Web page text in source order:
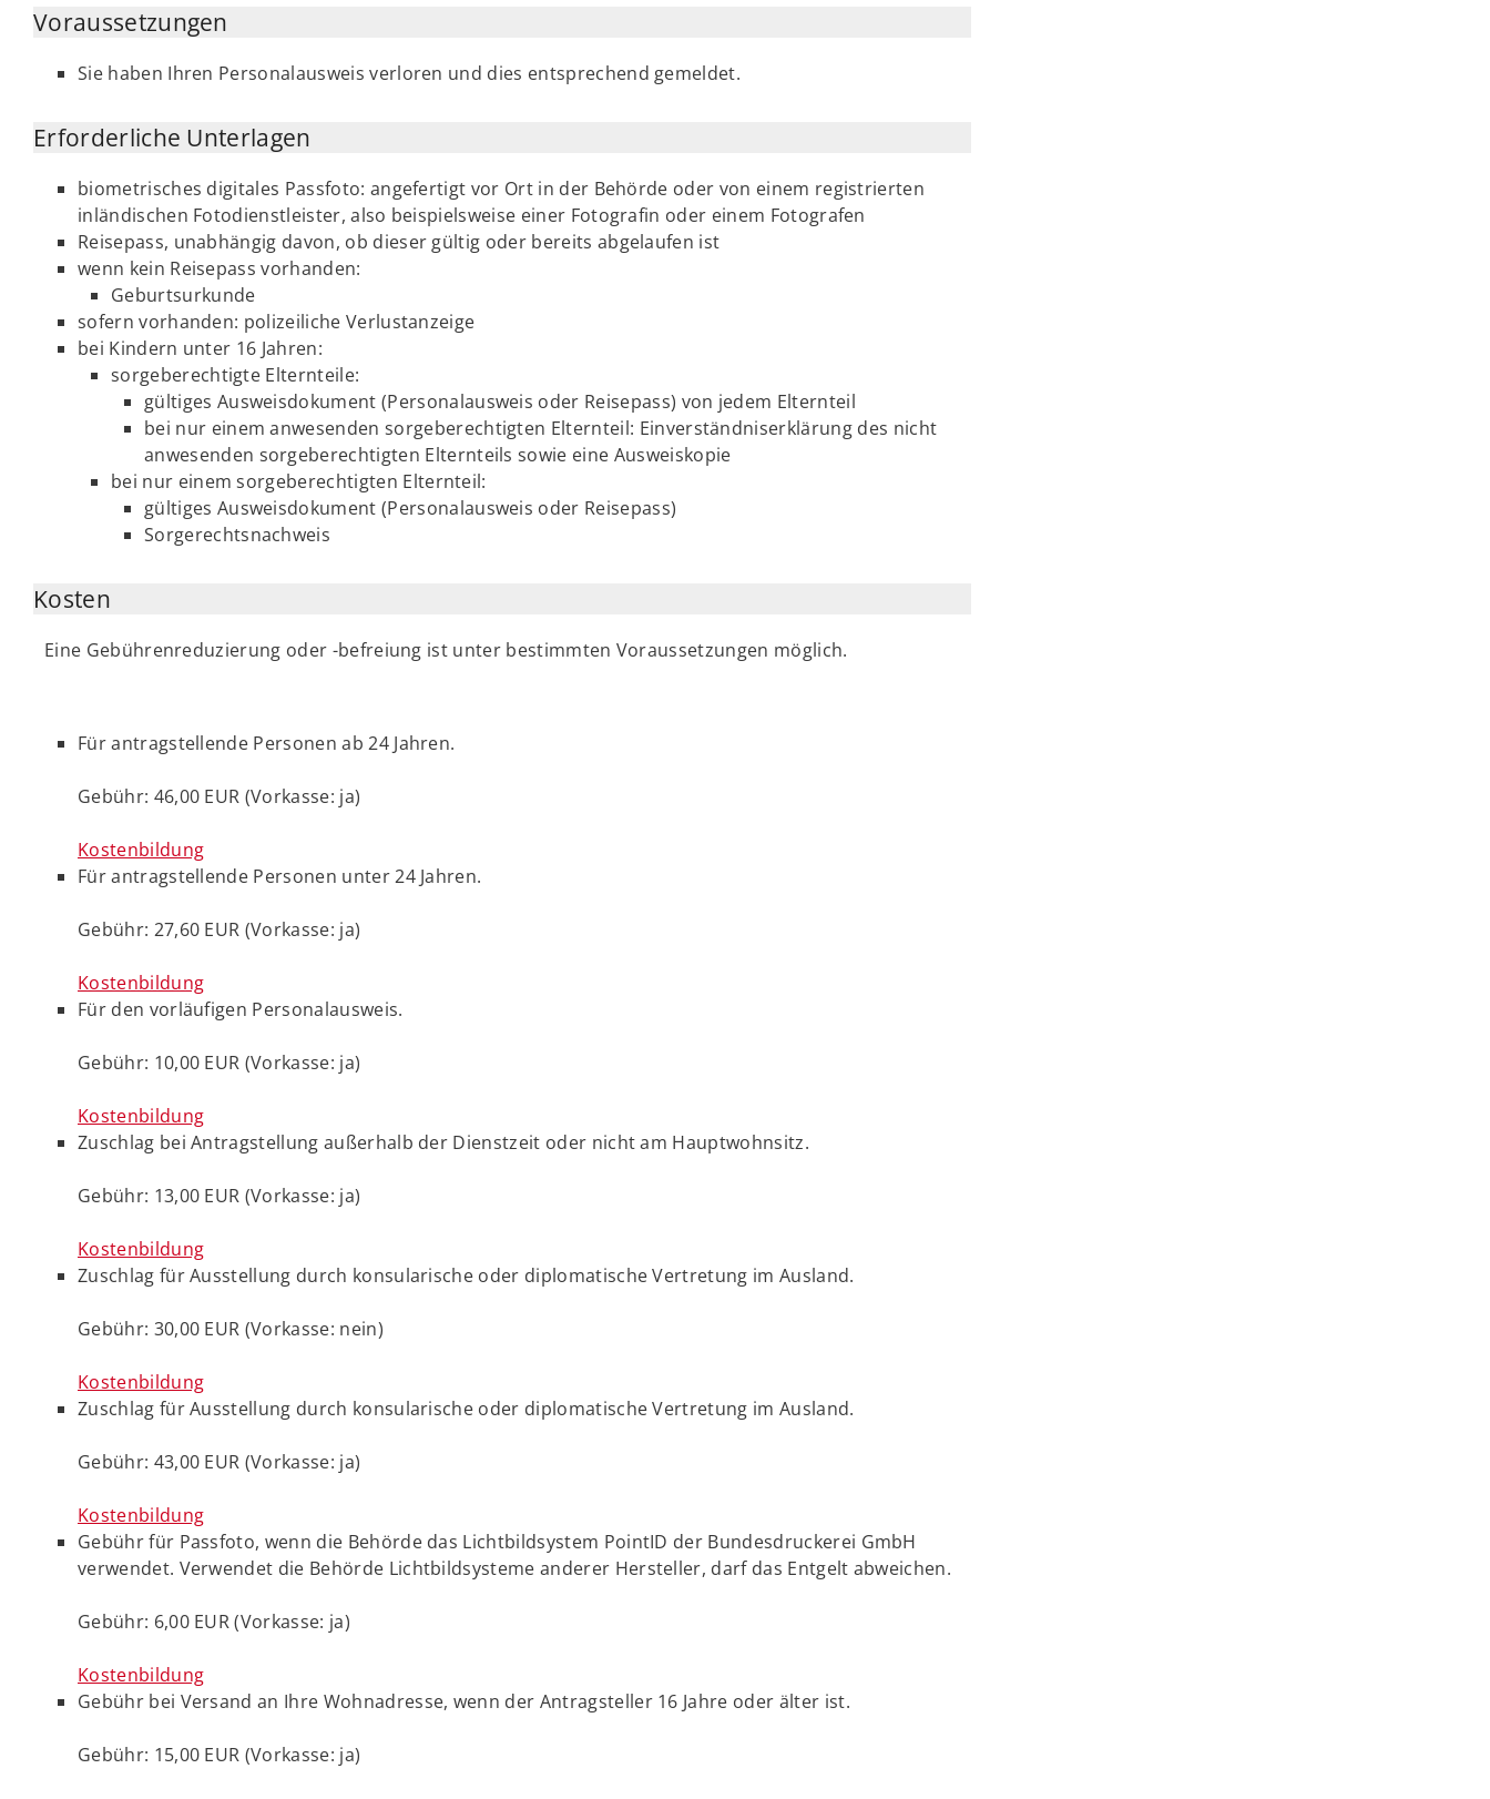
Voraussetzungen
Sie haben Ihren Personalausweis verloren und dies entsprechend gemeldet.
Erforderliche Unterlagen
biometrisches digitales Passfoto: angefertigt vor Ort in der Behörde oder von einem registrierten
inländischen Fotodienstleister, also beispielsweise einer Fotografin oder einem Fotografen
Reisepass, unabhängig davon, ob dieser gültig oder bereits abgelaufen ist
wenn kein Reisepass vorhanden:
Geburtsurkunde
sofern vorhanden: polizeiliche Verlustanzeige
bei Kindern unter 16 Jahren:
sorgeberechtigte Elternteile:
gültiges Ausweisdokument (Personalausweis oder Reisepass) von jedem Elternteil
bei nur einem anwesenden sorgeberechtigten Elternteil: Einverständniserklärung des nicht
anwesenden sorgeberechtigten Elternteils sowie eine Ausweiskopie
bei nur einem sorgeberechtigten Elternteil:
gültiges Ausweisdokument (Personalausweis oder Reisepass)
Sorgerechtsnachweis
Kosten
Eine Gebührenreduzierung oder -befreiung ist unter bestimmten Voraussetzungen möglich.
Für antragstellende Personen ab 24 Jahren.
Gebühr: 46,00 EUR (Vorkasse: ja)
Kostenbildung
Für antragstellende Personen unter 24 Jahren.
Gebühr: 27,60 EUR (Vorkasse: ja)
Kostenbildung
Für den vorläufigen Personalausweis.
Gebühr: 10,00 EUR (Vorkasse: ja)
Kostenbildung
Zuschlag bei Antragstellung außerhalb der Dienstzeit oder nicht am Hauptwohnsitz.
Gebühr: 13,00 EUR (Vorkasse: ja)
Kostenbildung
Zuschlag für Ausstellung durch konsularische oder diplomatische Vertretung im Ausland.
Gebühr: 30,00 EUR (Vorkasse: nein)
Kostenbildung
Zuschlag für Ausstellung durch konsularische oder diplomatische Vertretung im Ausland.
Gebühr: 43,00 EUR (Vorkasse: ja)
Kostenbildung
Gebühr für Passfoto, wenn die Behörde das Lichtbildsystem PointID der Bundesdruckerei GmbH
verwendet. Verwendet die Behörde Lichtbildsysteme anderer Hersteller, darf das Entgelt abweichen.
Gebühr: 6,00 EUR (Vorkasse: ja)
Kostenbildung
Gebühr bei Versand an Ihre Wohnadresse, wenn der Antragsteller 16 Jahre oder älter ist.
Gebühr: 15,00 EUR (Vorkasse: ja)